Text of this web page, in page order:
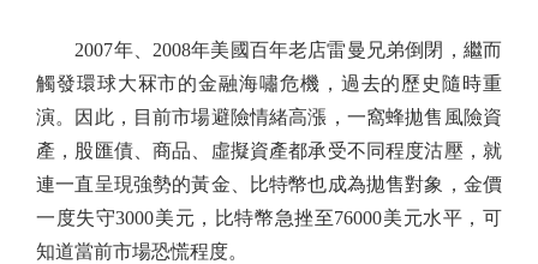
2007年、2008年美國百年老店雷曼兄弟倒閉，繼而
觸發環球大冧市的金融海嘯危機，過去的歷史隨時重
演。因此，目前市場避險情緒高漲，一窩蜂拋售風險資
產，股匯債、商品、虛擬資產都承受不同程度沽壓，就
連一直呈現強勢的黃金、比特幣也成為拋售對象，金價
一度失守3000美元，比特幣急挫至76000美元水平，可
知道當前市場恐慌程度。